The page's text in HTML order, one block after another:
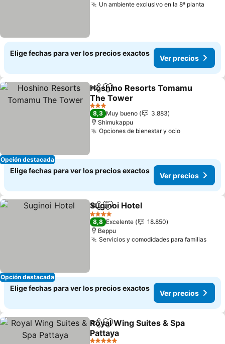
Un ambiente exclusivo en la 8ª planta
Elige fechas para ver los precios exactos
Ver precios
Opción destacada
CompartirAgregar a favoritos
Hoshino Resorts Tomamu
The Tower
3 Estrellas
8,3 Muy bueno
3.883
Shimukappu
Opciones de bienestar y ocio
Elige fechas para ver los precios exactos
Ver precios
Opción destacada
CompartirAgregar a favoritos
Suginoi Hotel
4 Estrellas
8,8 Excelente
18.850
Beppu
Servicios y comodidades para familias
Elige fechas para ver los precios exactos
Ver precios
CompartirAgregar a favoritos
Royal Wing Suites & Spa
Pattaya